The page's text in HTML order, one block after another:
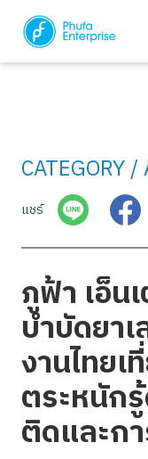
บริการของเรา
บทความ
CATEGORY /
แชร์
ภูฟ้า เอ็น
บำบัดยา
งานไทยเ
ตระหนัก
ติดและก